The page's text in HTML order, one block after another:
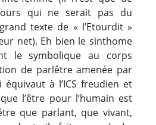
qui ne serait pas du
texte de « l’Etourdit »
net). Eh bien le sinthome
le symbolique au corps
de parlêtre amenée par
équivaut à l’ICS freudien et
l’être pour l’humain est
que parlant, que vivant,